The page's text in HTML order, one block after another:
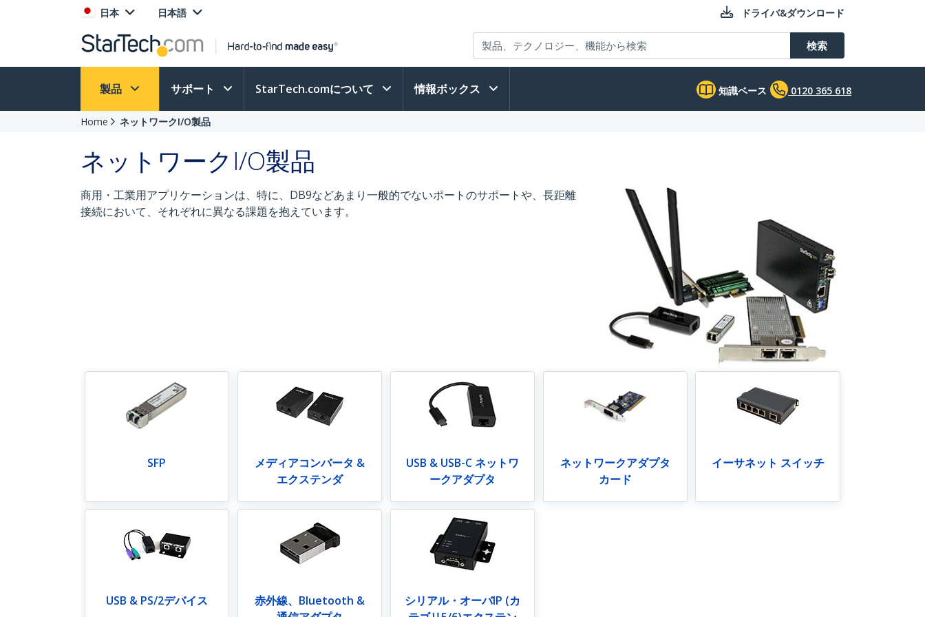
日本 日本語 ドライバ&ダウンロード
検索
製品 サポート StarTech.comについて 情報ボックス 知識ベース 0120 365 618
Home ネットワークI/O製品
ネットワークI/O製品
商用・工業用アプリケーションは、特に、DB9などあまり一般的でないポートのサポートや、長距離
接続において、それぞれに異なる課題を抱えています。
SFP
メディアコンバータ &
エクステンダ
USB & USB-C ネットワ
ークアダプタ
ネットワークアダプタ
カード
イーサネット スイッチ
USB & PS/2デバイス
赤外線、Bluetooth &
シリアル・オーバIP (カ